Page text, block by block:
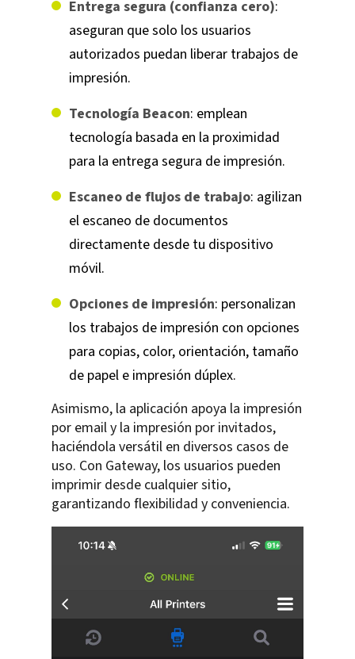
Entrega segura (confianza cero):
aseguran que solo los usuarios
autorizados puedan liberar trabajos de
impresión.
Tecnología Beacon: emplean
tecnología basada en la proximidad
para la entrega segura de impresión.
Escaneo de flujos de trabajo: agilizan
el escaneo de documentos
directamente desde tu dispositivo
móvil.
Opciones de impresión: personalizan
los trabajos de impresión con opciones
para copias, color, orientación, tamaño
de papel e impresión dúplex.
Asimismo, la aplicación apoya la impresión
por email y la impresión por invitados,
haciéndola versátil en diversos casos de
uso. Con Gateway, los usuarios pueden
imprimir desde cualquier sitio,
garantizando flexibilidad y conveniencia.